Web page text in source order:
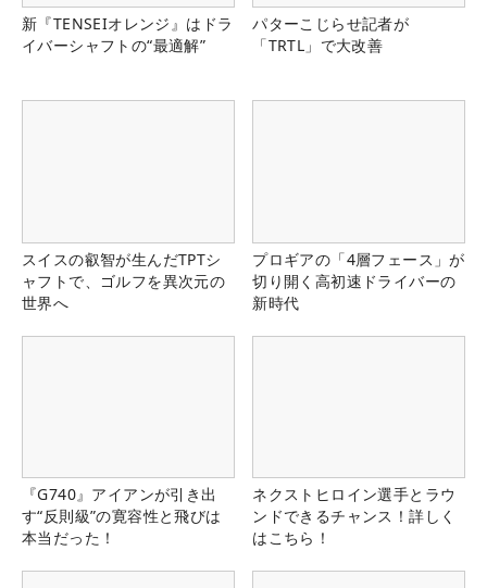
新『TENSEIオレンジ』はドラ
イバーシャフトの“最適解”
パターこじらせ記者が
「TRTL」で大改善
スイスの叡智が生んだTPTシ
ャフトで、ゴルフを異次元の
世界へ
プロギアの「4層フェース」が
切り開く高初速ドライバーの
新時代
『G740』アイアンが引き出
す“反則級”の寛容性と飛びは
本当だった！
ネクストヒロイン選手とラウ
ンドできるチャンス！詳しく
はこちら！